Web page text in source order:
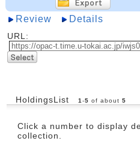
Review Details
URL:
HoldingsList 1 -5 of about 5
Click a number to display
collection.